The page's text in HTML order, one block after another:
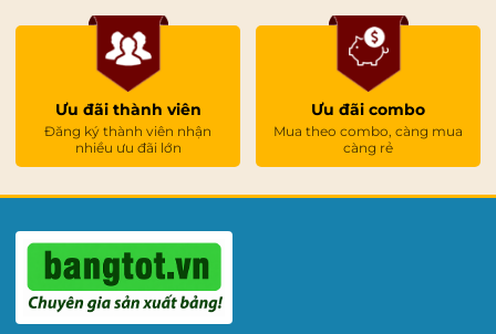
Ưu đãi thành viên
Đăng ký thành viên nhận
nhiều ưu đãi lớn
Ưu đãi combo
Mua theo combo, càng mua
càng rẻ